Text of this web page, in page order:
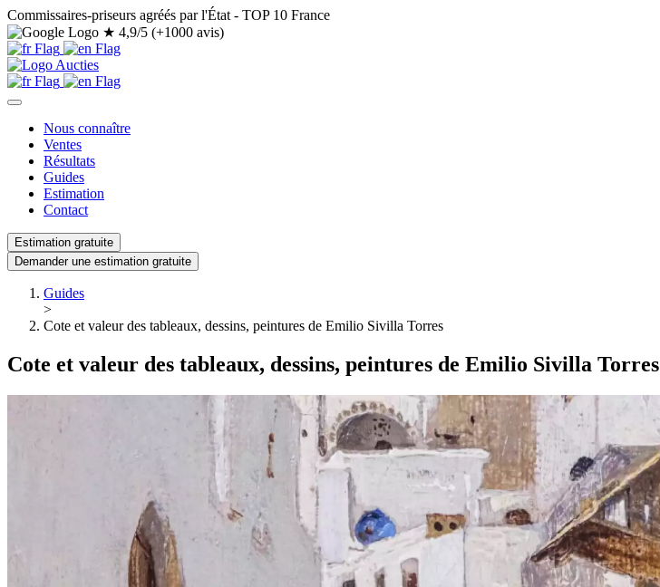
Commissaires-priseurs agréés par l'État - TOP 10 France
★ 4,9/5 (+1000 avis)
Nous connaître
Ventes
Résultats
Guides
Estimation
Contact
Estimation gratuite
Demander une estimation gratuite
Guides
>
Cote et valeur des tableaux, dessins, peintures de Emilio Sivilla Torres
Cote et valeur des tableaux, dessins, peintures de Emilio Sivilla Torres